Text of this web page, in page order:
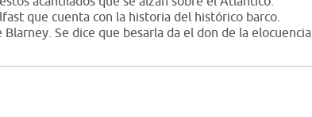
que cuenta con la historia del histórico barco.
Se dice que besarla da el don de la elocuencia